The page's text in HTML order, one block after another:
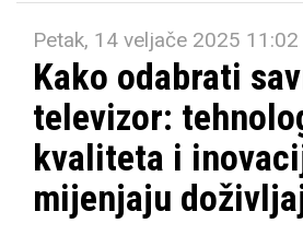
Petak, 14 veljače 2025 11:02
Kako odabrati
televizor:
kvaliteta i
mijenjaju